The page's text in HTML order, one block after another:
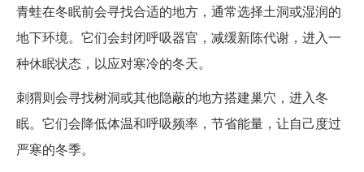
青蛙在冬眠前会寻找合适的地方，通常选择土洞或湿润的
地下环境。它们会封闭呼吸器官，减缓新陈代谢，进入一
种休眠状态，以应对寒冷的冬天。
刺猬则会寻找树洞或其他隐蔽的地方搭建巢穴，进入冬
眠。它们会降低体温和呼吸频率，节省能量，让自己度过
严寒的冬季。